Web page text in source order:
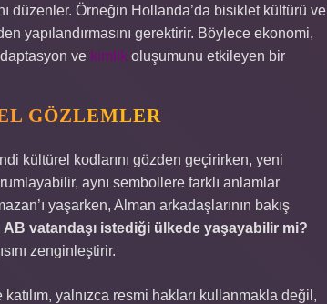
düzenler. Örneğin Hollanda’da bisiklet kültürü ve
yapılandırmasını gerektirir. Böylece ekonomi,
ve kimlik oluşumunu etkileyen bir
GÖZLEMLER
kültürel kodlarını gözden geçirirken, yeni
aynı sembollere farklı anlamlar
yaşarken, Alman arkadaşlarının bakış
AB vatandaşı istediği ülkede yaşayabilir mi?
zenginleştirir.
yalnızca resmi hakları kullanmakla değil,